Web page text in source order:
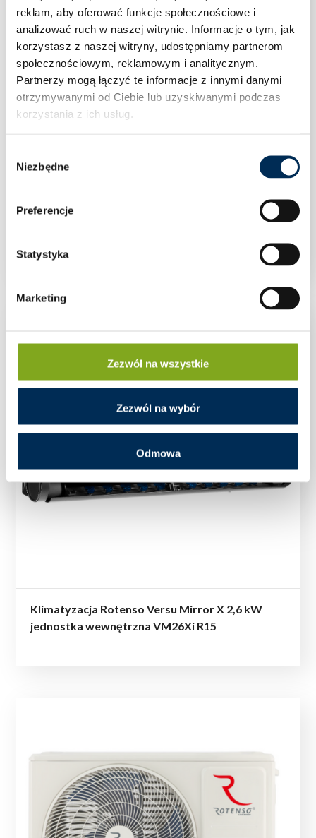
reklam, aby oferować funkcje społecznościowe i
analizować ruch w naszej witrynie. Informacje o tym, jak
korzystasz z naszej witryny, udostępniamy partnerom
społecznościowym, reklamowym i analitycznym.
Partnerzy mogą łączyć te informacje z innymi danymi
otrzymywanymi od Ciebie lub uzyskiwanymi podczas
korzystania z ich usług.
zgody
Niezbędne
Preferencje
Statystyka
Marketing
Zezwól na wszystkie
Zezwól na wybór
Odmowa
Klimatyzacja Rotenso Versu Mirror X 2,6 kW
Klimatyzacja Rotenso Versu Mirror X 2,6 kW
jednostka wewnętrzna VM26Xi R15